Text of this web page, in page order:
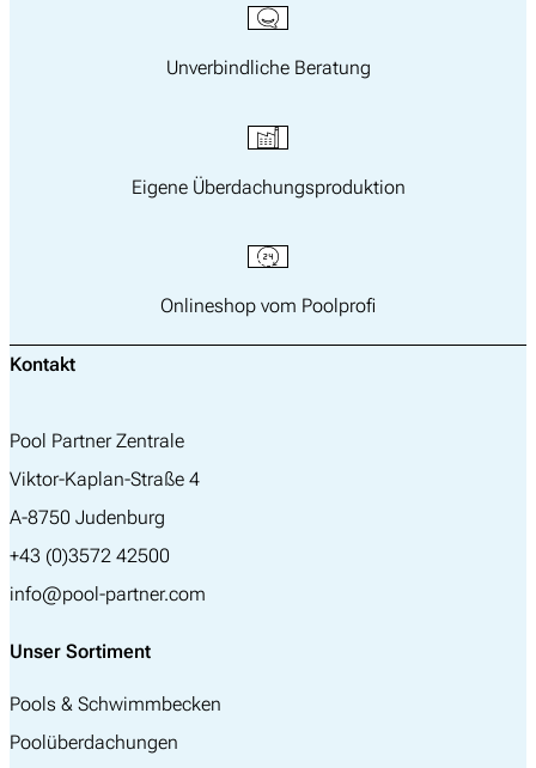
Unverbindliche Beratung
Eigene Überdachungsproduktion
Onlineshop vom Poolprofi
Kontakt
Pool Partner Zentrale
Viktor-Kaplan-Straße 4
A-8750 Judenburg
+43 (0)3572 42500
info@pool-partner.com
Unser Sortiment
Pools & Schwimmbecken
Poolüberdachungen